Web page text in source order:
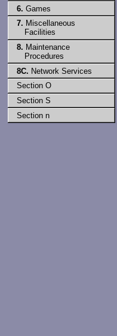
6. Games
7. Miscellaneous
Facilities
8. Maintenance
Procedures
8C. Network Services
Section O
Section S
Section n